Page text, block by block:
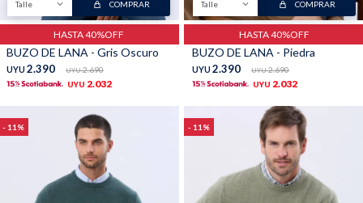
Talle COMPRAR
HASTA 40%OFF
BUZO DE LANA - Gris Oscuro
UYU 2.390 UYU 2.690
UYU 2.032
Talle COMPRAR
HASTA 40%OFF
BUZO DE LANA - Piedra
UYU 2.390 UYU 2.690
UYU 2.032
11 11